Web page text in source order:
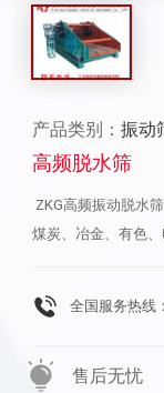
产品类别： 振动
高频脱水筛
ZKG高频振动脱水
煤炭、冶金、有色
用块偏心式结构，
使用寿命，同时增
易损坏的缺陷。 性
全国服务热线：
售后无忧